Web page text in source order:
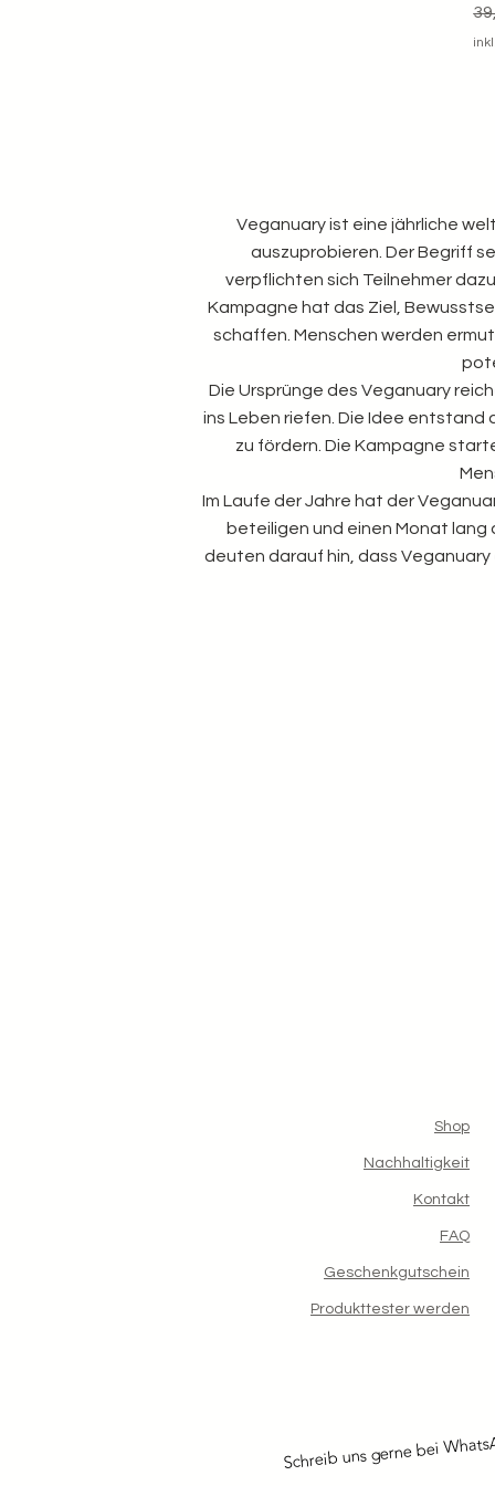
Veganuary ist eine jährliche
auszuprobieren. Der Begriff
verpflichten sich Teilnehmer
Kampagne hat das Ziel,
schaffen. Menschen werden
Die Ursprünge des Veganuary
ins Leben riefen. Die Idee entstand
zu fördern. Die Kampagne
Im Laufe der Jahre hat der
beteiligen und einen Monat
deuten darauf hin, dass
Shop
Nachhaltigkeit
Kontakt
FAQ
Geschenkgutschein
Produkttester werden
Schreib uns gerne bei